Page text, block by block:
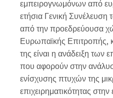
εμπειρογνωμόνων από
ετήσια Γενική
από την προεδρεύουσα
Ευρωπαϊκής Επιτροπής,
της είναι η ανάδειξη των
που αφορούν στην
ενίσχυσης πτυχών της
επιχειρηματικότητας